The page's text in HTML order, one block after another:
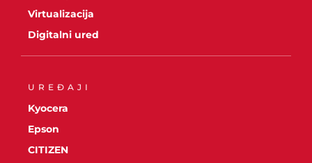
Virtualizacija
Digitalni ured
UREĐAJI
Kyocera
Epson
CITIZEN